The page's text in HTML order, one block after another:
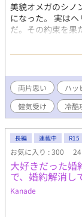
美貌オメガのシノ
になった。 実は
だ。その約束を果
ことなどまった
わかっていた。
すぐにいなくな
——。 健気オメガ
両片思い ハッ
健気受け
冷酷
長編 連載中 R15
お気に入り : 300
大好きだった婚
で、婚約解消し
Kanade